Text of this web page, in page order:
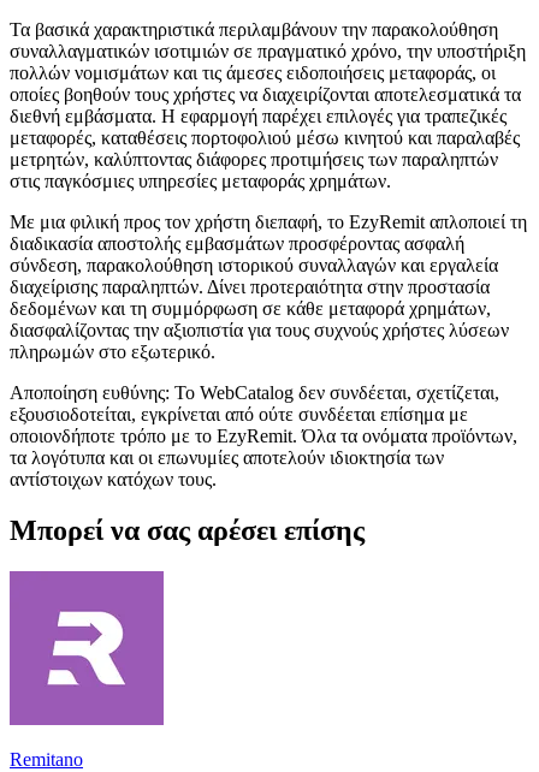
Τα βασικά χαρακτηριστικά περιλαμβάνουν την παρακολούθηση
συναλλαγματικών ισοτιμιών σε πραγματικό χρόνο, την υποστήριξη
πολλών νομισμάτων και τις άμεσες ειδοποιήσεις μεταφοράς, οι
οποίες βοηθούν τους χρήστες να διαχειρίζονται αποτελεσματικά τα
διεθνή εμβάσματα. Η εφαρμογή παρέχει επιλογές για τραπεζικές
μεταφορές, καταθέσεις πορτοφολιού μέσω κινητού και παραλαβές
μετρητών, καλύπτοντας διάφορες προτιμήσεις των παραληπτών
στις παγκόσμιες υπηρεσίες μεταφοράς χρημάτων.
Με μια φιλική προς τον χρήστη διεπαφή, το EzyRemit απλοποιεί τη
διαδικασία αποστολής εμβασμάτων προσφέροντας ασφαλή
σύνδεση, παρακολούθηση ιστορικού συναλλαγών και εργαλεία
διαχείρισης παραληπτών. Δίνει προτεραιότητα στην προστασία
δεδομένων και τη συμμόρφωση σε κάθε μεταφορά χρημάτων,
διασφαλίζοντας την αξιοπιστία για τους συχνούς χρήστες λύσεων
πληρωμών στο εξωτερικό.
Αποποίηση ευθύνης: Το WebCatalog δεν συνδέεται, σχετίζεται,
εξουσιοδοτείται, εγκρίνεται από ούτε συνδέεται επίσημα με
οποιονδήποτε τρόπο με το EzyRemit. Όλα τα ονόματα προϊόντων,
τα λογότυπα και οι επωνυμίες αποτελούν ιδιοκτησία των
αντίστοιχων κατόχων τους.
Μπορεί να σας αρέσει επίσης
Remitano